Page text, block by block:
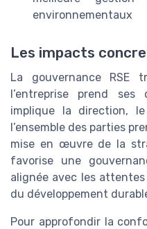
environnementaux
Les impacts
La gouvernance RSE
l’entreprise prend ses
implique la direction,
l’ensemble des parties
mise en œuvre de la
favorise une
alignée avec les
du développement
Pour approfondir la